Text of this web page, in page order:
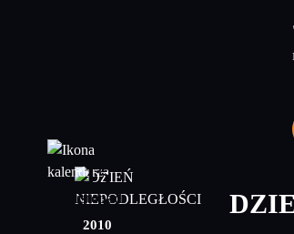
15
listopad
2010